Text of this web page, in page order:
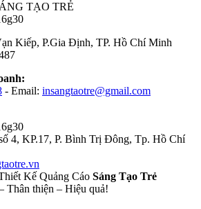
TẠO TRẺ
Kiếp, P.Gia Định, TP. Hồ Chí Minh
- Email: insangtaotre@gmail.com
4, KP.17, P. Bình Trị Đông, Tp. Hồ Chí
Kế Quảng Cáo Sáng Tạo Trẻ
Thân thiện – Hiệu quả!